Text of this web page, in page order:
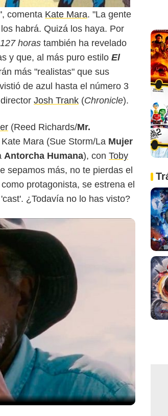
comenta Kate Mara. "La gente
habrá. Quizá los haya. Por
127 horas también ha revelado
y que, al más puro estilo El
más "realistas" que sus
de azul hasta el número 3
Josh Trank (Chronicle).
(Reed Richards/Mr.
Mara (Sue Storm/La Mujer
Antorcha Humana), con Toby
sepamos más, no te pierdas el
protagonista, se estrena el
¿Todavía no lo has visto?